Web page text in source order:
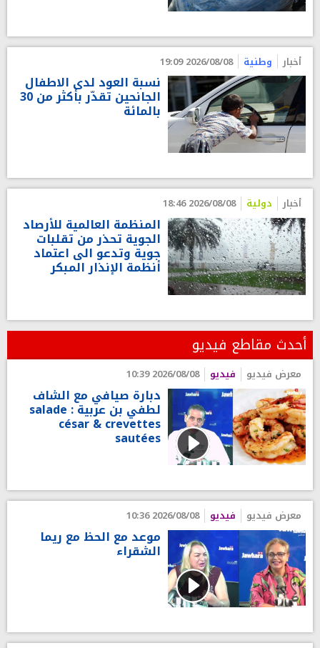
أخبار وطنية 2026/08/08 19:09
نسبة العود لدى الاطفال
الجانحين تقدّر بأكثر من 30
بالمائة
أخبار دولية 2026/08/08 18:46
المنظمة العالمية للأرصاد
الجوية تحذر من تقلبات
جوية وتدعو الى اعتماد
أنظمة الإنذار المبكر
أحدث مقاطع فيديو
معرض فيديو فيديو 2026/08/08 10:39
دبارة صيافي مع الشاف
لطفي بن عربية : salade
césar & crevettes
sautées
معرض فيديو فيديو 2026/08/08 10:36
موعد مع الحظ مع ريما
الشقراء